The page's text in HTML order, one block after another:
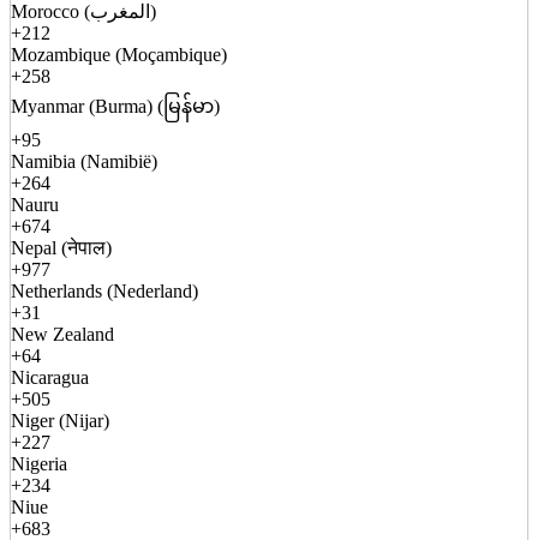
Morocco (المغرب)
+212
Mozambique (Moçambique)
+258
Myanmar (Burma) (မြန်မာ)
+95
Namibia (Namibië)
+264
Nauru
+674
Nepal (नेपाल)
+977
Netherlands (Nederland)
+31
New Zealand
+64
Nicaragua
+505
Niger (Nijar)
+227
Nigeria
+234
Niue
+683